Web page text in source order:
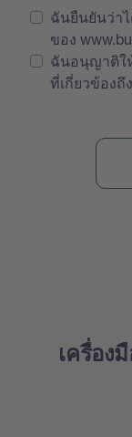
ฉันยืนยันว่า
ของ
ฉันอนุญาติใ
ที่เกี่ยวข้องถึ
เครื่อง